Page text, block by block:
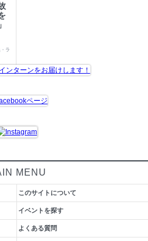
ラ
MENU
このサイトについて
イベントを探す
よくある質問